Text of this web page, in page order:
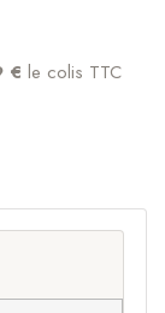
€ le colis TTC